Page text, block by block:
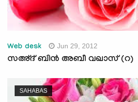
Web desk Jun 29, 2012
സഅ്ദ് ബിന്‍ അബീ വഖാസ് (റ)
SAHABAS